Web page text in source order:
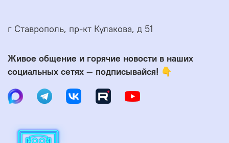
г Ставрополь, пр-кт Кулакова, д 51
Живое общение и горячие новости в наших
социальных сетях — подписывайся! 👇